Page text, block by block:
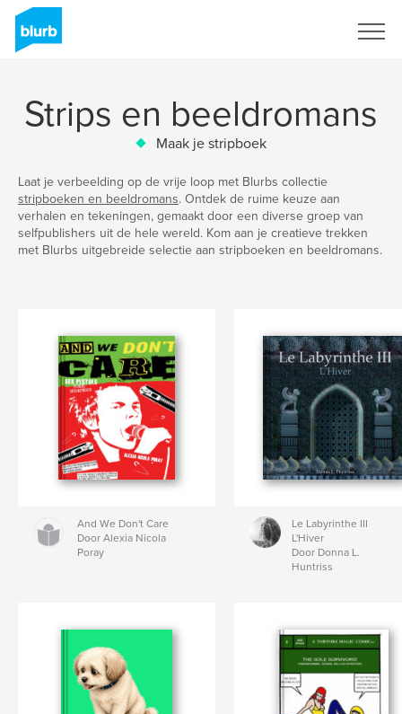
Strips en beeldromans
Maak je stripboek
Laat je verbeelding op de vrije loop met Blurbs collectie
stripboeken en beeldromans. Ontdek de ruime keuze aan
verhalen en tekeningen, gemaakt door een diverse groep van
selfpublishers uit de hele wereld. Kom aan je creatieve trekken
met Blurbs uitgebreide selectie aan stripboeken en beeldromans.
And We Don't Care
Door Alexia Nicola
Poray
Le Labyrinthe III
L'Hiver
Door Donna L.
Huntriss